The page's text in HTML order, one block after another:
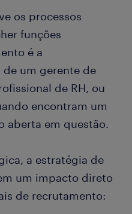
os processos
funções
é a
um gerente de
de RH, ou
encontram um
aberta em questão.
a estratégia de
um impacto direto
de recrutamento: